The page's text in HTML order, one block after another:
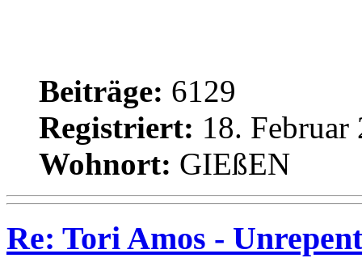
Beiträge: 6129
Registriert: 18. Februar
Wohnort: GIEßEN
Re: Tori Amos -